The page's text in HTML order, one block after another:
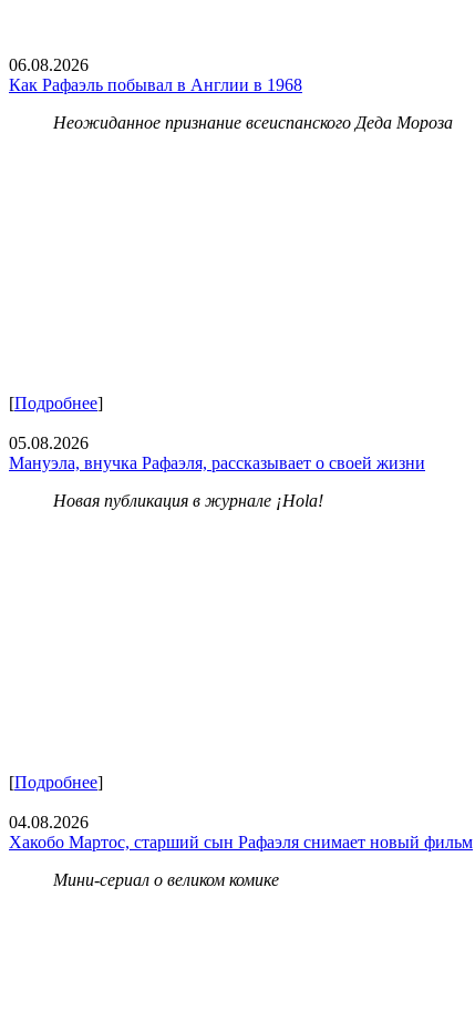
06.08.2026
Как Рафаэль побывал в Англии в 1968
Неожиданное признание всеиспанского Деда Мороза
[Подробнее]
05.08.2026
Мануэла, внучка Рафаэля, рассказывает о своей жизни
Новая публикация в журнале ¡Hola!
[Подробнее]
04.08.2026
Хакобо Мартос, старший сын Рафаэля снимает новый фильм
Мини-сериал о великом комике